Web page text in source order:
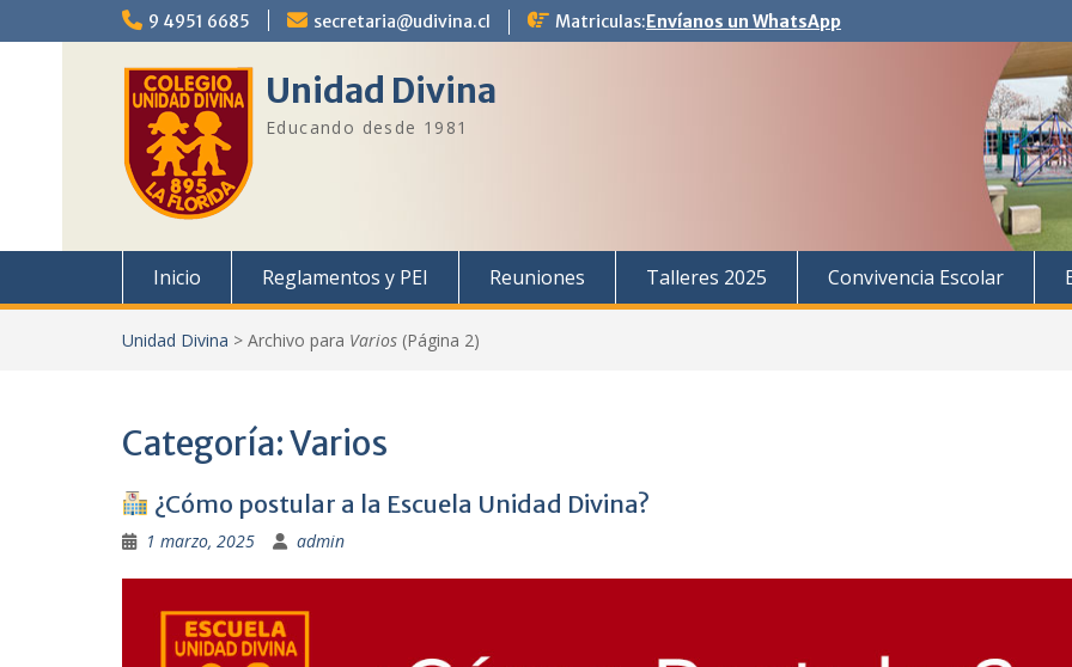
al
9 4951 6685 secretaria@udivina.cl Matriculas:Envíanos un WhatsApp
Unidad Divina
Educando desde 1981
Inicio Reglamentos y PEI Reuniones Talleres 2025 Convivencia Escolar
Unidad Divina > Archivo para Varios (Página 2)
Categoría:Varios
¿Cómo postular a la Escuela Unidad Divina?
1 marzo, 2025 admin